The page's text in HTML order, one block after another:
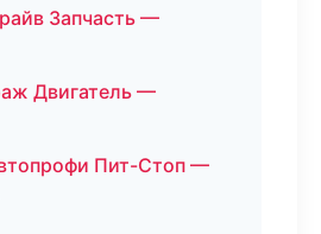
Запчасть —
Двигатель —
Пит-Стоп —